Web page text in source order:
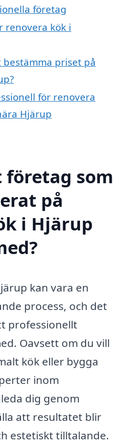
företag
renovera kök i
priset på
för renovera
Hjärup
företag som
på
i Hjärup
kan vara en
process, och det
professionellt
Oavsett om du vill
kök eller bygga
inom
dig genom
att resultatet blir
estetiskt tilltalande.